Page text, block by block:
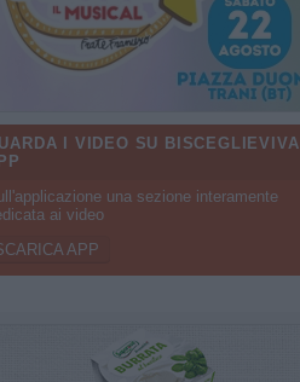
I VIDEO SU BISCEGLIEVIVA
una sezione interamente
ai video
APP